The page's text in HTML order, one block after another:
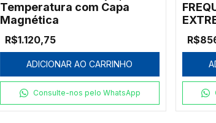
Temperatura com Capa
Magnética
R$1.120,75
ADICIONAR AO CARRINHO
Consulte-nos pelo WhatsApp